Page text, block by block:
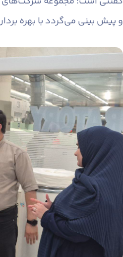
و پیش بینی می‌گردد با بهره برداری